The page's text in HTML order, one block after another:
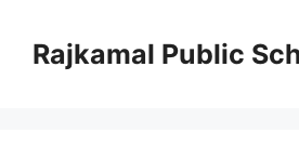
contentRajkamal Public